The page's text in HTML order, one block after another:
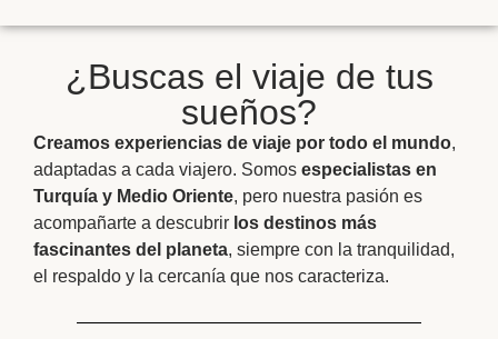
¿Buscas el viaje de tus
sueños?
Creamos experiencias de viaje por todo el mundo,
adaptadas a cada viajero. Somos especialistas en
Turquía y Medio Oriente, pero nuestra pasión es
acompañarte a descubrir los destinos más
fascinantes del planeta, siempre con la tranquilidad,
el respaldo y la cercanía que nos caracteriza.